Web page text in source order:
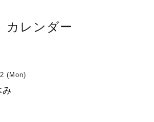
カレンダー
(Mon)